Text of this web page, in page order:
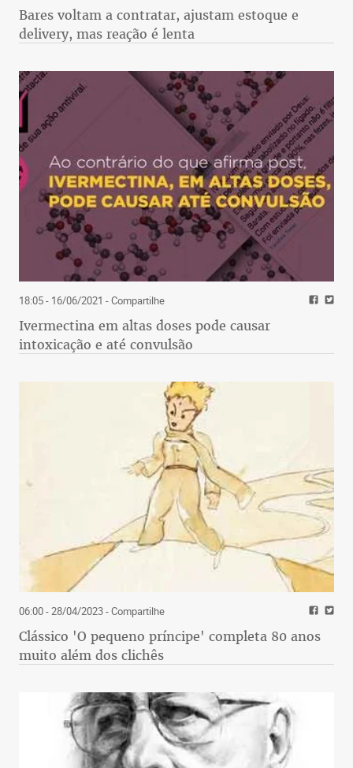
Bares voltam a contratar, ajustam estoque e
delivery, mas reação é lenta
18:05 - 16/06/2021 - Compartilhe
Ivermectina em altas doses pode causar
intoxicação e até convulsão
06:00 - 28/04/2023- Compartilhe
Clássico 'O pequeno príncipe' completa 80 anos
muito além dos clichês